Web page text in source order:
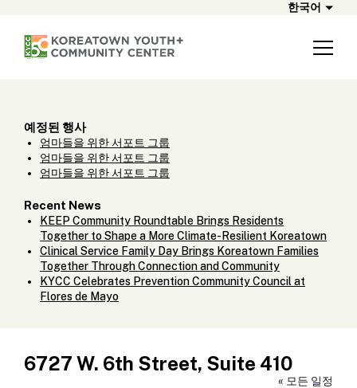
한국어
예정된 행사
엄마들을 위한 서포트 그룹
엄마들을 위한 서포트 그룹
엄마들을 위한 서포트 그룹
Recent News
KEEP Community Roundtable Brings Residents
Together to Shape a More Climate-Resilient Koreatown
Clinical Service Family Day Brings Koreatown Families
Together Through Connection and Community
KYCC Celebrates Prevention Community Council at
Flores de Mayo
6727 W. 6th Street, Suite 410
« 모든 일정